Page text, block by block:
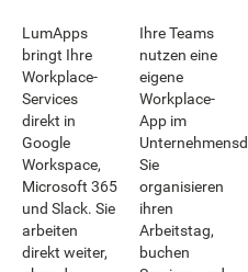
LumApps
bringt Ihre
Workplace-
Services
direkt in
Google
Workspace,
Microsoft 365
und Slack. Sie
arbeiten
direkt weiter,
Ihre Teams
nutzen eine
eigene
Workplace-
App im
Sie
organisieren
ihren
Arbeitstag,
buchen